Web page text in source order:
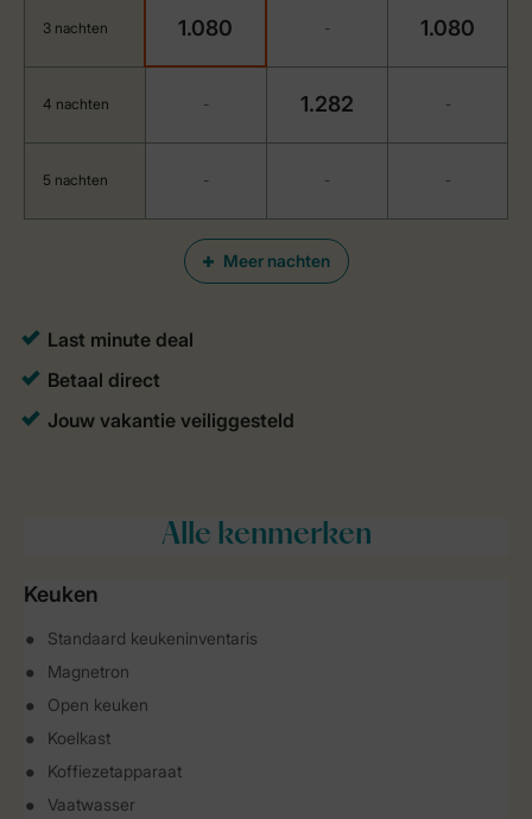
Meer nachten
3 nachten 1.080 - 1.080
4 nachten - 1.282 -
5 nachten - - -
Alle kenmerken
Keuken
Standaard keukeninventaris
Magnetron
Open keuken
Koelkast
Koffiezetapparaat
Vaatwasser